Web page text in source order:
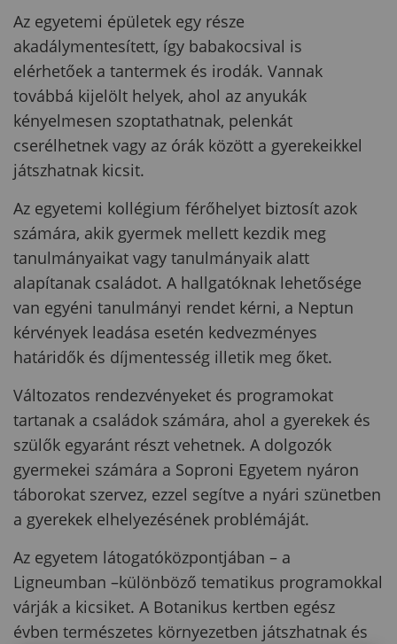
Az egyetemi épületek egy része
akadálymentesített, így babakocsival is
elérhetőek a tantermek és irodák. Vannak
továbbá kijelölt helyek, ahol az anyukák
kényelmesen szoptathatnak, pelenkát
cserélhetnek vagy az órák között a gyerekeikkel
játszhatnak kicsit.
Az egyetemi kollégium férőhelyet biztosít azok
számára, akik gyermek mellett kezdik meg
tanulmányaikat vagy tanulmányaik alatt
alapítanak családot. A hallgatóknak lehetősége
van egyéni tanulmányi rendet kérni, a Neptun
kérvények leadása esetén kedvezményes
határidők és díjmentesség illetik meg őket.
Változatos rendezvényeket és programokat
tartanak a családok számára, ahol a gyerekek és
szülők egyaránt részt vehetnek. A dolgozók
gyermekei számára a Soproni Egyetem nyáron
táborokat szervez, ezzel segítve a nyári szünetben
a gyerekek elhelyezésének problémáját.
Az egyetem látogatóközpontjában – a
Ligneumban –különböző tematikus programokkal
várják a kicsiket. A Botanikus kertben egész
évben természetes környezetben játszhatnak és